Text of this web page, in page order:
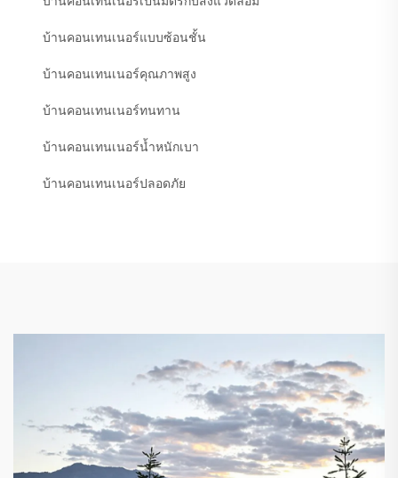
บ้านคอนเทนเนอร์แบบซ้อนชั้น
บ้านคอนเทนเนอร์คุณภาพสูง
บ้านคอนเทนเนอร์ทนทาน
บ้านคอนเทนเนอร์น้ำหนักเบา
บ้านคอนเทนเนอร์ปลอดภัย